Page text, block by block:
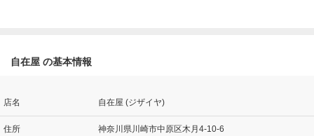
自在屋 の基本情報
店名 自在屋 (ジザイヤ)
住所 神奈川県川崎市中原区木月4-10-6